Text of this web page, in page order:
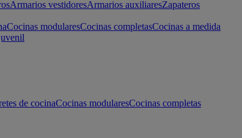
Armarios vestidoresArmarios auxiliaresZapateros
Cocinas modularesCocinas completasCocinas a medida
de cocinaCocinas modularesCocinas completas